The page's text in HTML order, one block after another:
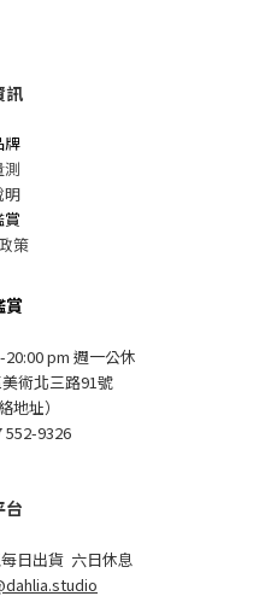
訊
牌
測
明
賞
策
賞
pm 週一公休
術北三路91號
地址）
552-9326
台
日出貨 六日休息